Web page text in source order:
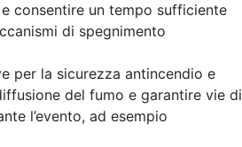
consentire un tempo sufficiente
di spegnimento
per la sicurezza antincendio e
del fumo e garantire vie di
l’evento, ad esempio